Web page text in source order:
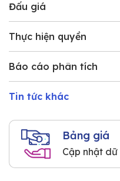
Đấu giá
Thực hiện quyền
Báo cáo phân tích
Tin tức khác
Bảng giá
Cập nhật